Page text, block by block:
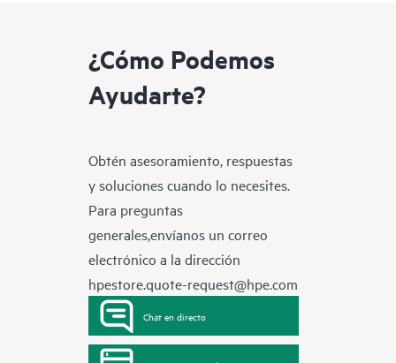
¿Cómo Podemos
Ayudarte?
Obtén asesoramiento, respuestas
y soluciones cuando lo necesites.
Para preguntas
generales,envíanos un correo
electrónico a la dirección
hpestore.quote-request@hpe.com
Chat en directo